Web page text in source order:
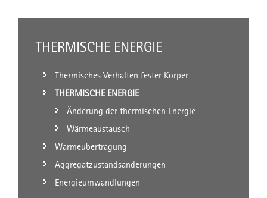
THERMISCHE ENERGIE
Thermisches Verhalten fester Körper
THERMISCHE ENERGIE
Änderung der thermischen Energie
Wärmeaustausch
Wärmeübertragung
Aggregatzustandsänderungen
Energieumwandlungen